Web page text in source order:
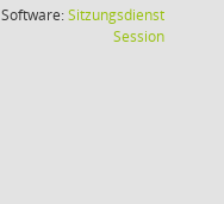
Software:Sitzungsdienst
Session(Wird in